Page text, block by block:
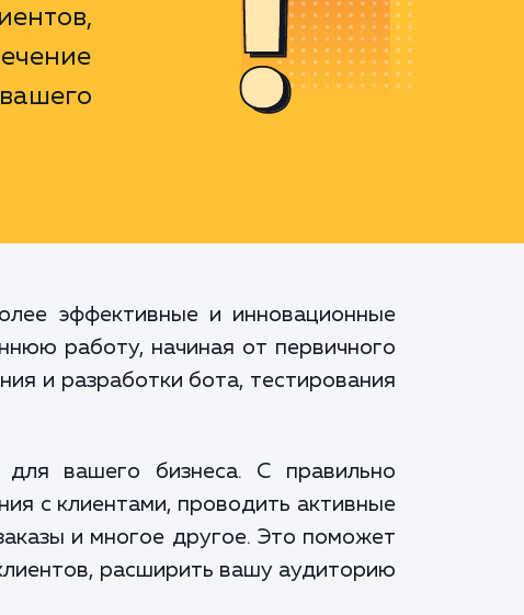
эффективные и инновационные
работу, начиная от первичного
и разработки бота, тестирования
вашего бизнеса. С правильно
с клиентами, проводить активные
и многое другое. Это поможет
расширить вашу аудиторию